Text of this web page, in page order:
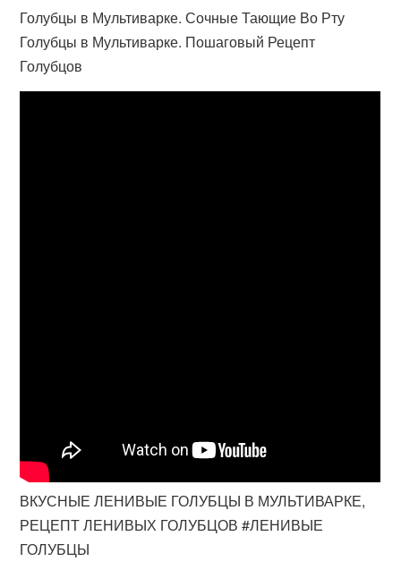
Голубцы в Мультиварке. Сочные Тающие Во Рту
Голубцы в Мультиварке. Пошаговый Рецепт
Голубцов
ВКУСНЫЕ ЛЕНИВЫЕ ГОЛУБЦЫ В МУЛЬТИВАРКЕ,
РЕЦЕПТ ЛЕНИВЫХ ГОЛУБЦОВ #ЛЕНИВЫЕ
ГОЛУБЦЫ